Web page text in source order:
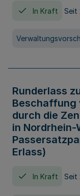
In Kraft Seit
Runderlass
Beschaffung
durch die
in Nordrhein-
Erlass)
In Kraft Seit